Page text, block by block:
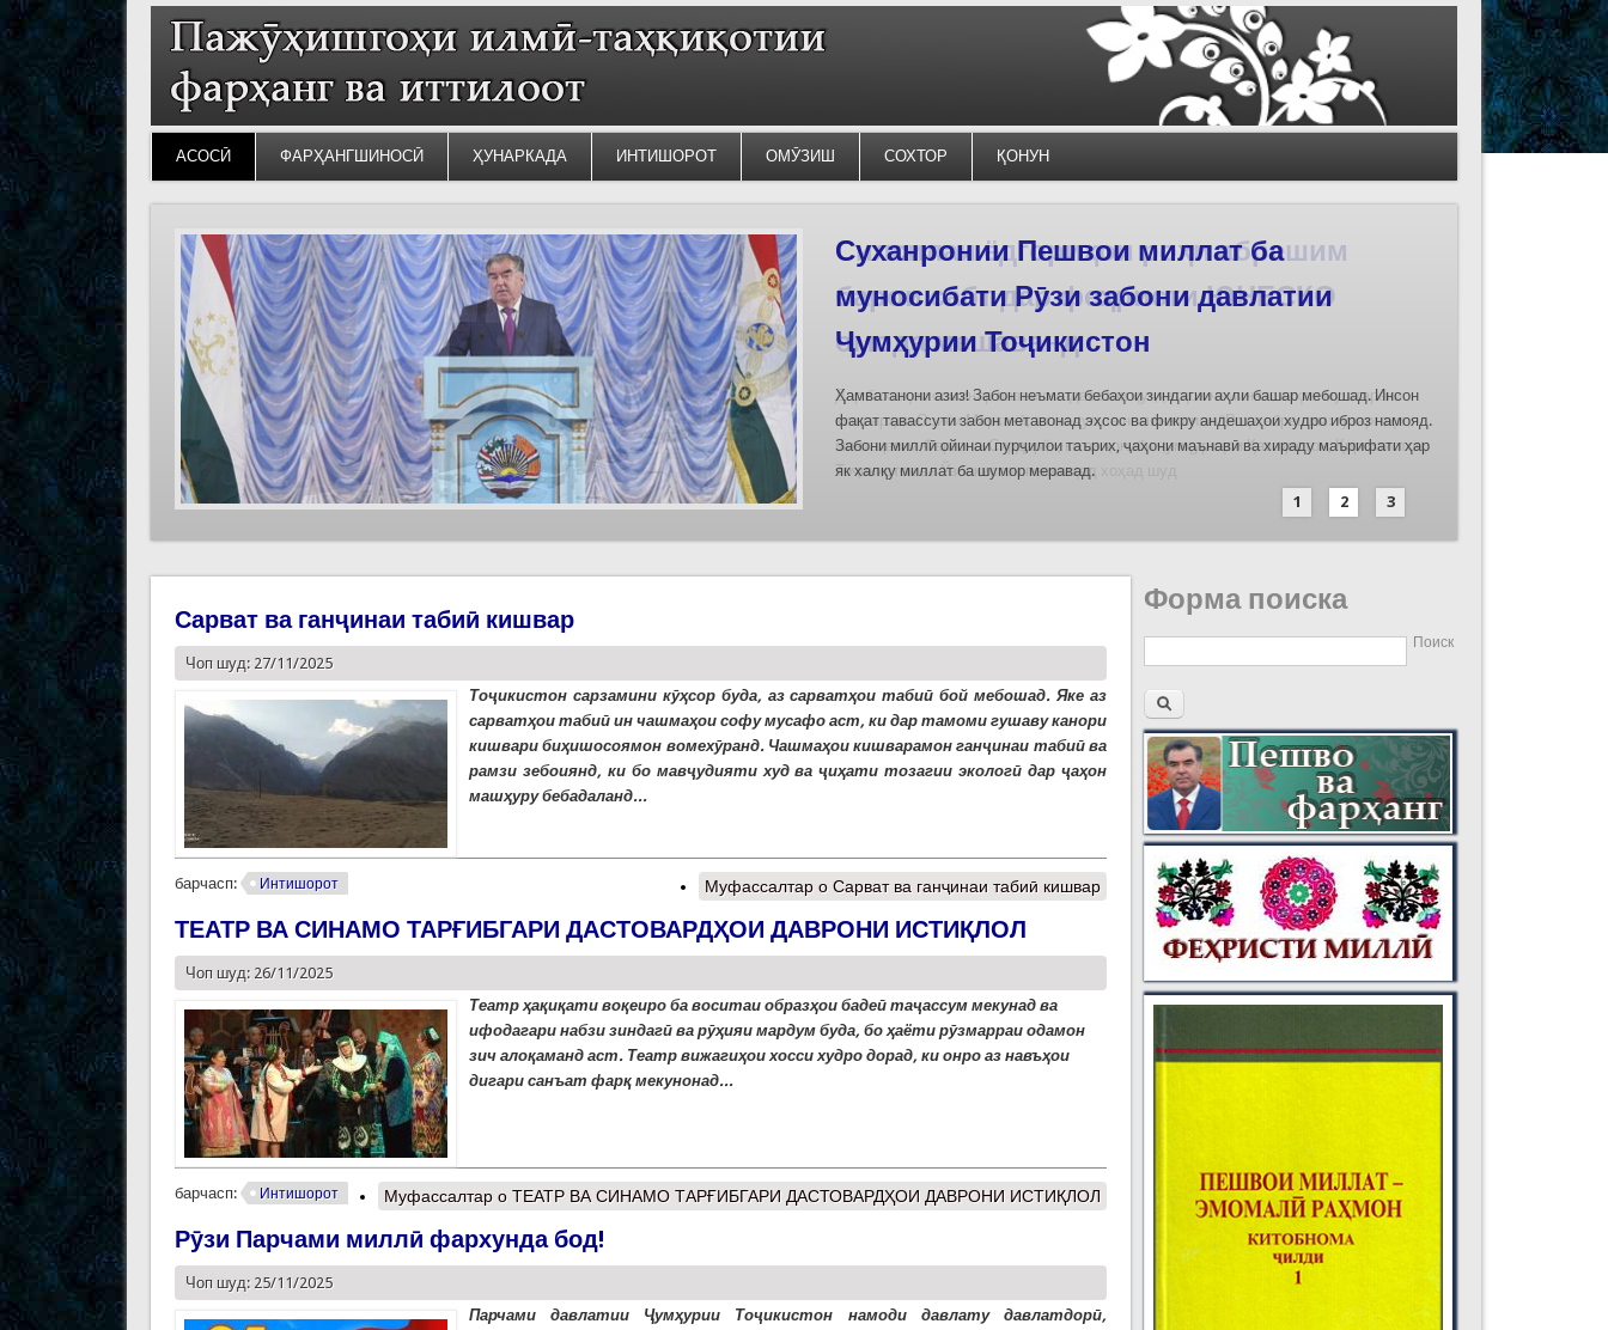
АСОСӢ ФАРҲАНГШИНОСӢ ҲУНАРКАДА ИНТИШОРОТ ОМӮЗИШ СОХТОР ҚОНУН
Силсилаи ёдгориҳои роҳи абрешим
барои сабт дар феҳристи ЮНЕСКО
омода мешаванд
Дар бахшҳои семинар вазъи омодасозии ҳуҷҷатҳои номинатсияҳои муштараки
кишварҳои Осиёи Марказӣ, аз он ҷумла номинатсияи “Роҳи абрешим: гузаргоҳи
минтақавии Фарғона-Сирдарё», ки аз ҷониби ҷумҳуриҳои Қазоқистон, Қирғизистон,
Тоҷикистон ва Ўзбекистон пешниҳод хоҳад шуд
1
2 3
Сарват ва ганҷинаи табиӣ кишвар
Чоп шуд: 27/11/2025
Тоҷикистон сарзамини кӯҳсор буда, аз сарватҳои табиӣ бой мебошад. Яке аз
сарватҳои табиӣ ин чашмаҳои софу мусафо аст, ки дар тамоми гушаву канори
кишвари биҳишосоямон вомехӯранд. Чашмаҳои кишварамон ганҷинаи табиӣ ва
рамзи зебоиянд, ки бо мавҷудияти худ ва ҷиҳати тозагии экологӣ дар ҷаҳон
машҳуру бебадаланд...
барчасп: Интишорот Муфассалтар о Сарват ва ганҷинаи табиӣ кишвар
ТЕАТР ВА СИНАМО ТАРҒИБГАРИ ДАСТОВАРДҲОИ ДАВРОНИ ИСТИҚЛОЛ
Чоп шуд: 26/11/2025
Театр ҳақиқати воқеиро ба воситаи образҳои бадеӣ таҷассум мекунад ва
ифодагари набзи зиндагӣ ва рӯҳияи мардум буда, бо ҳаёти рӯзмарраи одамон
зич алоқаманд аст. Театр вижагиҳои хосси худро дорад, ки онро аз навъҳои
дигари санъат фарқ мекунонад...
барчасп: Интишорот Муфассалтар о ТЕАТР ВА СИНАМО ТАРҒИБГАРИ ДАСТОВАРДҲОИ ДАВРОНИ ИСТИҚЛОЛ
Рӯзи Парчами миллӣ фархунда бод!
Чоп шуд: 25/11/2025
Парчами давлатии Ҷумҳурии Тоҷикистон намоди давлату давлатдорӣ,
Форма поиска
Поиск